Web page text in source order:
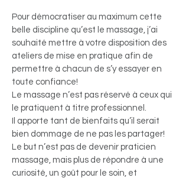
Pour démocratiser au maximum cette
belle discipline qu’est le massage, j’ai
souhaité mettre à votre disposition des
ateliers de mise en pratique afin de
permettre à chacun de s’y essayer en
toute confiance!
Le massage n’est pas réservé à ceux qui
le pratiquent à titre professionnel.
Il apporte tant de bienfaits qu’il serait
bien dommage de ne pas les partager!
Le but n’est pas de devenir praticien
massage, mais plus de répondre à une
curiosité, un goût pour le soin, et